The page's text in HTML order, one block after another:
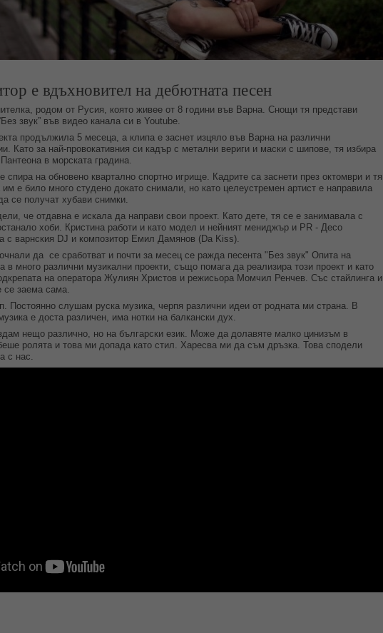
е вдъхновител на дебютната песен
родом от Русия, която живее от 8 години във Варна. Снощи тя представи
звук” във видео канала си в Youtube.
продължила 5 месеца, а клипа е заснет изцяло във Варна на различни
Като за най-провокативния си кадър с метални вериги и маски с шипове, тя избира
в морската градина.
спира на обновено квартално спортно игрище. Кадрите са заснети през октомври и тя
е било много студено докато снимали, но като целеустремен артист е направила
се получат хубави снимки.
че отдавна е искала да направи свои проект. Като дете, тя се е занимавала с
хоби. Кристина работи и като модел и нейният мениджър и PR - Десо
с варнския DJ и композитор Емил Дамянов (Da Kiss).
да се сработват и почти за месец се ражда песента "Без звук" Опита на
в много различни музикални проекти, също помага да реализира този проект и като
на оператора Жулиян Христов и режисьора Момчил Ренчев. Със стайлинга и
се заема сама.
Постоянно слушам руска музика, черпя различни идеи от родната ми страна. В
е доста различен, има нотки на балкански дух.
нещо различно, но на български език. Може да долавяте малко цинизъм в
ролята и това ми допада като стил. Харесва ми да съм дръзка. Това сподели
с нас.